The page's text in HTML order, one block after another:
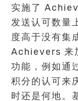
实施了
发送认可数量
度高于没有集
Achievers 来
功能，例如通
积分的认可来
时还是何地。